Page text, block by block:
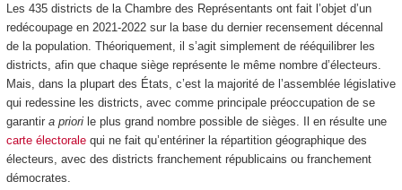
Les 435 districts de la Chambre des Représentants ont fait l’objet d’un
redécoupage en 2021-2022 sur la base du dernier recensement décennal
de la population. Théoriquement, il s’agit simplement de rééquilibrer les
districts, afin que chaque siège représente le même nombre d’électeurs.
Mais, dans la plupart des États, c’est la majorité de l’assemblée législative
qui redessine les districts, avec comme principale préoccupation de se
garantir a priorile plus grand nombre possible de sièges. Il en résulte une
carte électoralequi ne fait qu’entériner la répartition géographique des
électeurs, avec des districts franchement républicains ou franchement
démocrates.